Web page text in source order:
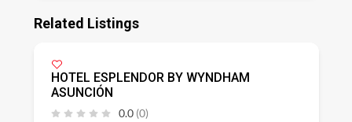
Related Listings
HOTEL ESPLENDOR BY WYNDHAM
ASUNCIÓN
0.0 (0)